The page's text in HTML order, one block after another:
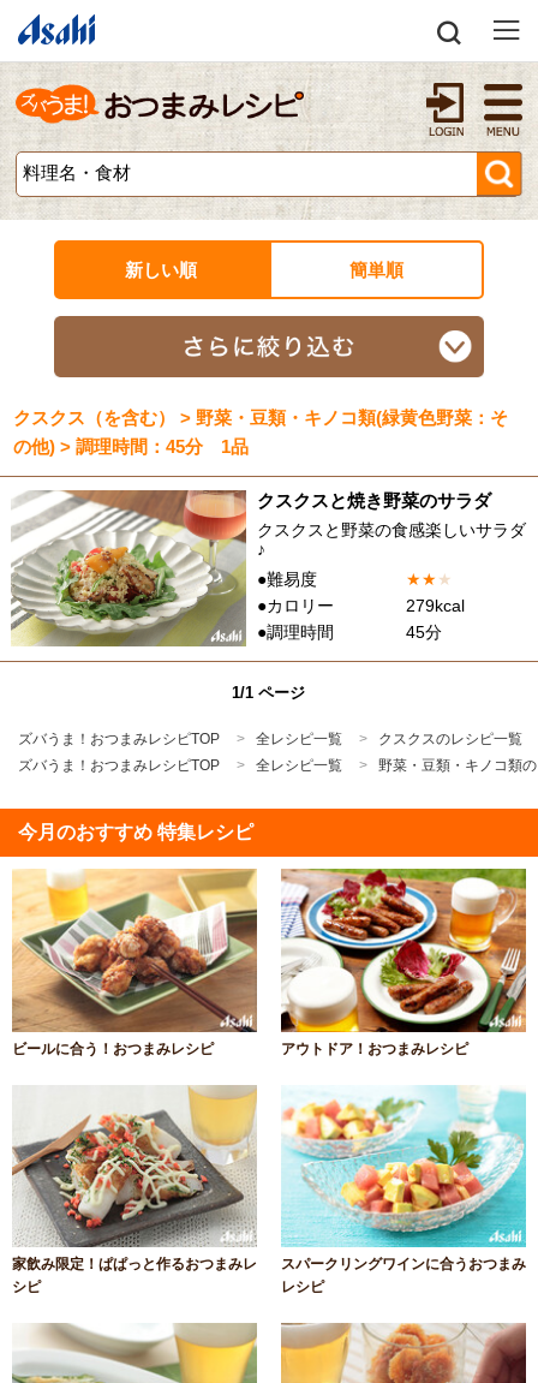
新しい順 簡単順
クスクス（を含む） > 野菜・豆類・キノコ類(緑黄色野菜：そ
の他) > 調理時間：45分 1品
クスクスと焼き野菜のサラダ
クスクスと野菜の食感楽しいサラダ
♪
●難易度
★★★
●カロリー
279kcal
●調理時間
45分
1/1 ページ
ズバうま！おつまみレシピTOP 全レシピ一覧
クスクスのレシピ一覧
ズバうま！おつまみレシピTOP
全レシピ一覧 野菜・豆類・キノコ類
今月のおすすめ 特集レシピ
ビールに合う！おつまみレシピ アウトドア！おつまみレシピ
家飲み限定！ぱぱっと作るおつまみレ
シピ
スパークリングワインに合うおつまみ
レシピ